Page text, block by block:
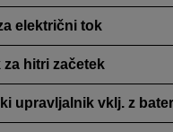
električni tok
za hitri začetek
upravljalnik vklj. z